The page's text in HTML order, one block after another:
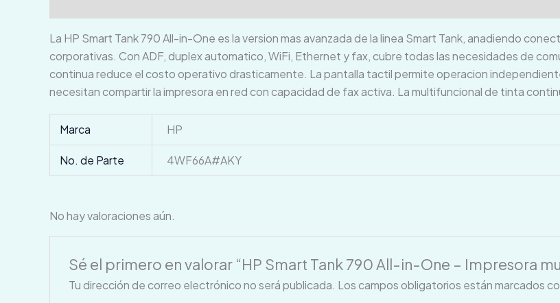
La HP Smart Tank 790 All-in-One es la version mas avanzada de la linea Smart Tank, anadiendo
corporativas. Con ADF, duplex automatico, WiFi, Ethernet y fax, cubre todas las necesidades de
continua reduce el costo operativo drasticamente. La pantalla tactil permite operacion
necesitan compartir la impresora en red con capacidad de fax activa. La multifuncional de tinta
Marca HP
No. de Parte 4WF66A#AKY
No hay valoraciones aún.
Sé el primero en valorar “HP Smart Tank 790 All-in-One – Impresora
Tu dirección de correo electrónico no será publicada. Los campos obligatorios están marcados